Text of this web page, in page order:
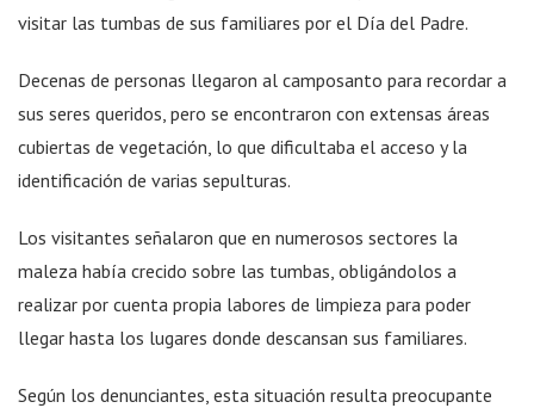
visitar las tumbas de sus familiares por el Día del Padre.
Decenas de personas llegaron al camposanto para recordar a
sus seres queridos, pero se encontraron con extensas áreas
cubiertas de vegetación, lo que dificultaba el acceso y la
identificación de varias sepulturas.
Los visitantes señalaron que en numerosos sectores la
maleza había crecido sobre las tumbas, obligándolos a
realizar por cuenta propia labores de limpieza para poder
llegar hasta los lugares donde descansan sus familiares.
Según los denunciantes, esta situación resulta preocupante